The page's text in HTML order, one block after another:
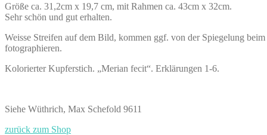
Größe ca. 31,2cm x 19,7 cm, mit Rahmen ca. 43cm x 32cm.
Sehr schön und gut erhalten.
Weisse Streifen auf dem Bild, kommen ggf. von der Spiegelung beim
fotographieren.
Kolorierter Kupferstich. „Merian fecit“. Erklärungen 1-6.
Siehe Wüthrich, Max Schefold 9611
zurück zum Shop